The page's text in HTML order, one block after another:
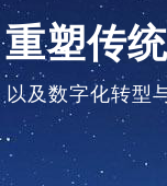
及数字化转型
塑传